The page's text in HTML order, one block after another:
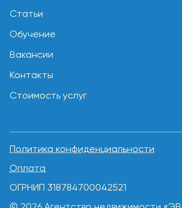
Статьи
Обучение
Вакансии
Контакты
Стоимость услуг
Политика конфиденциальности
Оплата
ОГРНИП 318784700042521